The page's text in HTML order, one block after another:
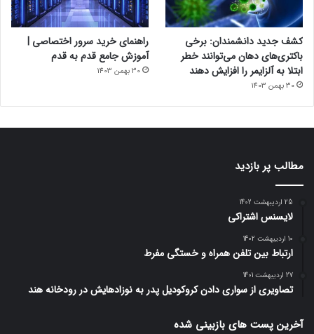
کشف جدید دانشمندان: برخی
باکتری‌های دهان می‌توانند خطر
ابتلا به آلزایمر را افزایش دهند
30 بهمن 1403
راهنمای خرید سرور اختصاصی |
آموزش جامع قدم به قدم
30 بهمن 1403
مطالب پر بازدید
25 اردیبهشت 1402
لایسنس اشتراکی
10 اردیبهشت 1402
ارتباط بین تلفن همراه و خستگی مفرط
27 اردیبهشت 1401
تصاویری از سواری دادن کروکودیل پدر به نوزادهایش در رودخانه هند
آخرین پست های بازبینی شده